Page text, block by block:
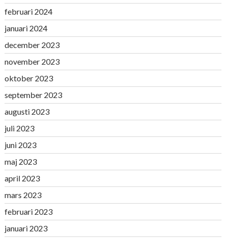
februari 2024
januari 2024
december 2023
november 2023
oktober 2023
september 2023
augusti 2023
juli 2023
juni 2023
maj 2023
april 2023
mars 2023
februari 2023
januari 2023